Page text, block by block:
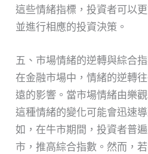
這些情緒指標，投資者可以
並進行相應的投資決策。
五、市場情緒的逆轉與綜合
在金融市場中，情緒的逆轉
遠的影響。當市場情緒由樂
這種情緒的變化可能會迅速
如，在牛市期間，投資者普
市，推高綜合指數。然而，